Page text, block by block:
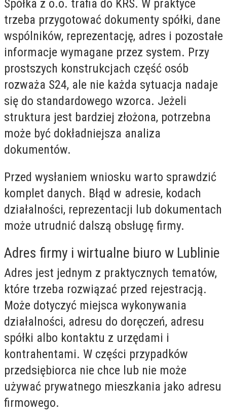
Spółka z o.o. trafia do KRS. W praktyce
trzeba przygotować dokumenty spółki, dane
wspólników, reprezentację, adres i pozostałe
informacje wymagane przez system. Przy
prostszych konstrukcjach część osób
rozważa S24, ale nie każda sytuacja nadaje
się do standardowego wzorca. Jeżeli
struktura jest bardziej złożona, potrzebna
może być dokładniejsza analiza
dokumentów.
Przed wysłaniem wniosku warto sprawdzić
komplet danych. Błąd w adresie, kodach
działalności, reprezentacji lub dokumentach
może utrudnić dalszą obsługę firmy.
Adres firmy i wirtualne biuro w Lublinie
Adres jest jednym z praktycznych tematów,
które trzeba rozwiązać przed rejestracją.
Może dotyczyć miejsca wykonywania
działalności, adresu do doręczeń, adresu
spółki albo kontaktu z urzędami i
kontrahentami. W części przypadków
przedsiębiorca nie chce lub nie może
używać prywatnego mieszkania jako adresu
firmowego.